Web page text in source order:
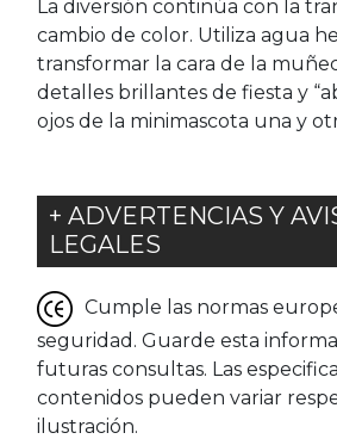
La diversión continúa con la
cambio de color. Utiliza agua
transformar la cara de la
detalles brillantes de fiesta y
ojos de la minimascota una y
+ ADVERTENCIAS Y
LEGALES
Cumple las normas
seguridad. Guarde esta
futuras consultas. Las
contenidos pueden variar
ilustración.